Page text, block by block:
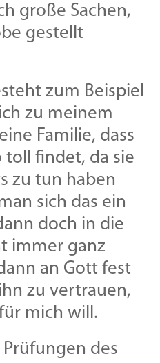
große Sachen,
gestellt
zum Beispiel
zu meinem
Familie, dass
toll findet, da sie
zu tun haben
sich das ein
doch in die
immer ganz
an Gott fest
zu vertrauen,
mich will.
des